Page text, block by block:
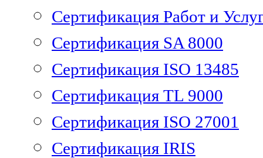
Сертификация Работ и
Сертификация SA 8000
Сертификация ISO 13485
Сертификация TL 9000
Сертификация ISO 27001
Сертификация IRIS